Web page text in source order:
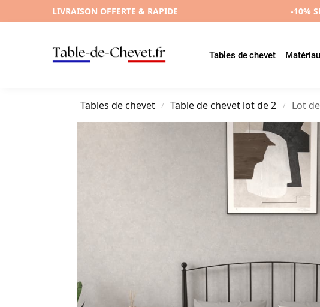
LIVRAISON OFFERTE & RAPIDE -10%
Tables de chevet
Tables de chevet / Table de chevet lot de 2 / Lot